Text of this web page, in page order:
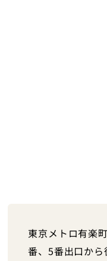
東京メトロ有楽
番、5番出口から